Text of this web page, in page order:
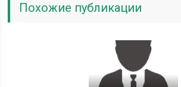
Похожие публикации